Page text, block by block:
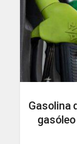
Gasolina